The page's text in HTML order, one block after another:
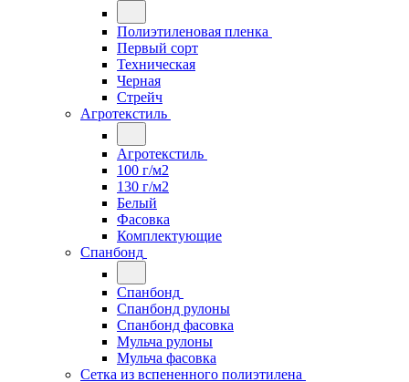
Полиэтиленовая пленка
Первый сорт
Техническая
Черная
Стрейч
Агротекстиль
Агротекстиль
100 г/м2
130 г/м2
Белый
Фасовка
Комплектующие
Спанбонд
Спанбонд
Спанбонд рулоны
Спанбонд фасовка
Мульча рулоны
Мульча фасовка
Сетка из вспененного полиэтилена